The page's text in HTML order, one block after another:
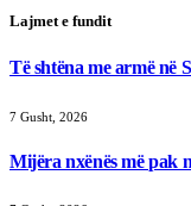
Lajmet e fundit
Të shtëna me armë në
7 Gusht, 2026
Mijëra nxënës më pak